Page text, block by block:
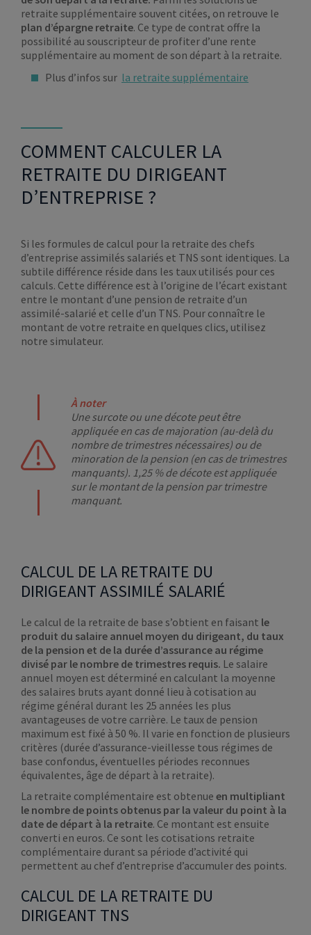
retraite supplémentaire souvent citées, on retrouve le
plan d’épargne retraite. Ce type de contrat offre la
possibilité au souscripteur de profiter d’une rente
supplémentaire au moment de son départ à la retraite.
Plus d’infos sur la retraite supplémentaire
COMMENT CALCULER LA
RETRAITE DU DIRIGEANT
D’ENTREPRISE ?
Si les formules de calcul pour la retraite des chefs
d’entreprise assimilés salariés et TNS sont identiques. La
subtile différence réside dans les taux utilisés pour ces
calculs. Cette différence est à l’origine de l’écart existant
entre le montant d’une pension de retraite d’un
assimilé-salarié et celle d’un TNS. Pour connaître le
montant de votre retraite en quelques clics, utilisez
notre simulateur.
À noter
Une surcote ou une décote peut être
appliquée en cas de majoration (au-delà du
nombre de trimestres nécessaires) ou de
minoration de la pension (en cas de trimestres
manquants). 1,25 % de décote est appliquée
sur le montant de la pension par trimestre
manquant.
CALCUL DE LA RETRAITE DU
DIRIGEANT ASSIMILÉ SALARIÉ
Le calcul de la retraite de base s’obtient en faisant le
produit du salaire annuel moyen du dirigeant, du taux
de la pension et de la durée d’assurance au régime
divisé par le nombre de trimestres requis. Le salaire
annuel moyen est déterminé en calculant la moyenne
des salaires bruts ayant donné lieu à cotisation au
régime général durant les 25 années les plus
avantageuses de votre carrière. Le taux de pension
maximum est fixé à 50 %. Il varie en fonction de plusieurs
critères (durée d’assurance-vieillesse tous régimes de
base confondus, éventuelles périodes reconnues
équivalentes, âge de départ à la retraite).
La retraite complémentaire est obtenue en multipliant
le nombre de points obtenus par la valeur du point à la
date de départ à la retraite. Ce montant est ensuite
converti en euros. Ce sont les cotisations retraite
complémentaire durant sa période d’activité qui
permettent au chef d’entreprise d’accumuler des points.
CALCUL DE LA RETRAITE DU
DIRIGEANT TNS